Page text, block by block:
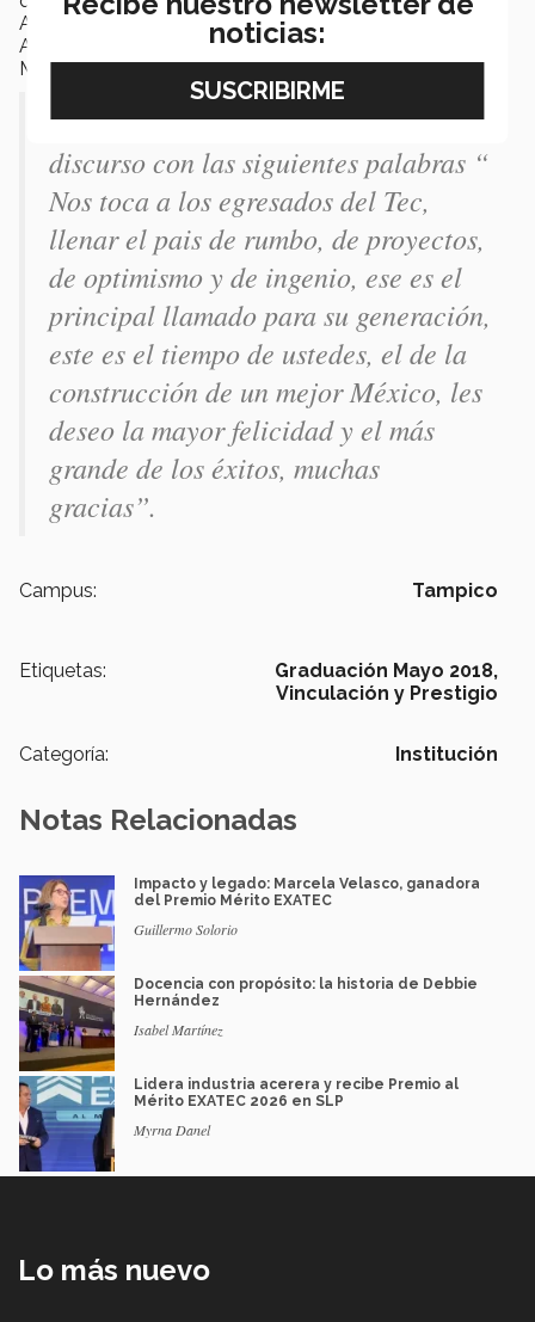
Actualmente se desempeña como Vicepresidente
Asociado de Internacionalización del Tecnológico de
Monterrey.
El aclamado EXATEC, finalizó su
discurso con las siguientes palabras “
Nos toca a los egresados del Tec,
llenar el pais de rumbo, de proyectos,
de optimismo y de ingenio, ese es el
principal llamado para su generación,
este es el tiempo de ustedes, el de la
construcción de un mejor México, les
deseo la mayor felicidad y el más
grande de los éxitos, muchas
gracias”.
Campus: Tampico
Etiquetas:
Graduación Mayo 2018,
Vinculación y Prestigio
Categoría: Institución
Notas Relacionadas
Impacto y legado: Marcela Velasco, ganadora
del Premio Mérito EXATEC
Guillermo Solorio
Docencia con propósito: la historia de Debbie
Hernández
Isabel Martínez
Lidera industria acerera y recibe Premio al
Mérito EXATEC 2026 en SLP
Myrna Danel
Lo más nuevo
noticias: